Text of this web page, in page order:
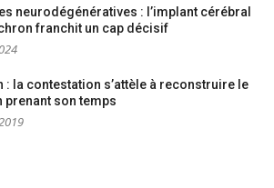
neurodégénératives : l’implant cérébral
franchit un cap décisif
: la contestation s’attèle à reconstruire le
prenant son temps